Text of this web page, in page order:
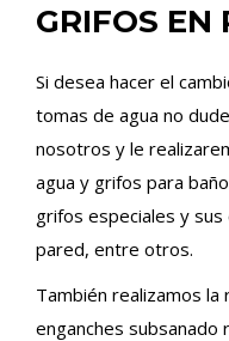
GRIFOS
Si desea hacer el
tomas de agua no
nosotros y le
agua y grifos para
grifos especiales y
pared, entre otros.
También realizamos
enganches subsanado